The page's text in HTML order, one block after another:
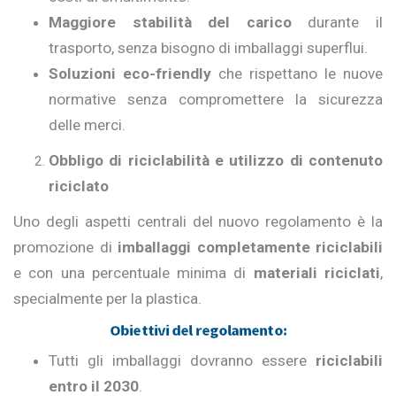
Maggiore stabilità del caricodurante il
trasporto, senza bisogno di imballaggi superflui.
Soluzioni eco-friendly che rispettano le nuove
normative senza compromettere la sicurezza
delle merci.
Obbligo di riciclabilità e utilizzo di contenuto
riciclato
Uno degli aspetti centrali del nuovo regolamento è la
promozione di imballaggi completamente riciclabili
e con una percentuale minima di materiali riciclati,
specialmente per la plastica.
Obiettivi del regolamento:
Tutti gli imballaggi dovranno essere riciclabili
entro il 2030.